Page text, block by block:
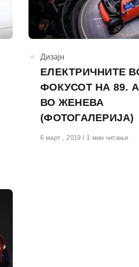
КАтегорија
Дизајн
ЕЛЕКТРИЧНИТЕ
ФОКУСОТ НА 89.
ВО ЖЕНЕВА
(ФОТОГАЛЕРИЈА)
Објавено
6 март , 2019 1 мин читање